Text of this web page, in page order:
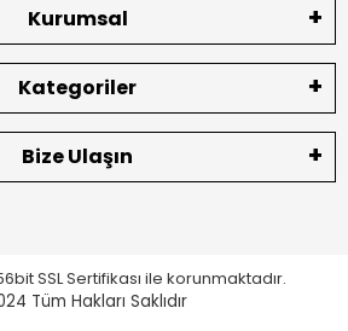
Kurumsal
Kategoriler
Bize Ulaşın
SSL Sertifikası ile korunmaktadır.
Tüm Hakları Saklıdır